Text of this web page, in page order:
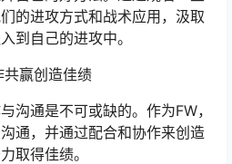
的进攻方式和战术应用，汲取
到自己的进攻中。
共赢创造佳绩
沟通是不可或缺的。作为FW，
通，并通过配合和协作来创造
取得佳绩。